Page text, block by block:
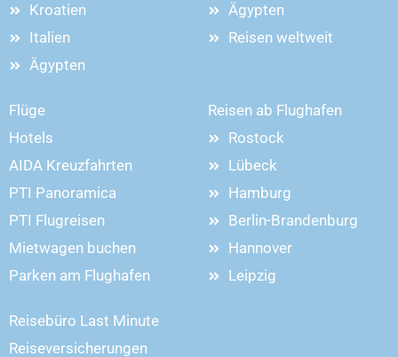
Kroatien
Italien
Ägypten
Ägypten
Reisen weltweit
Flüge
Hotels
AIDA Kreuzfahrten
PTI Panoramica
PTI Flugreisen
Mietwagen buchen
Parken am Flughafen
Reisen ab Flughafen
Rostock
Lübeck
Hamburg
Berlin-Brandenburg
Hannover
Leipzig
Reisebüro Last Minute
Reiseversicherungen